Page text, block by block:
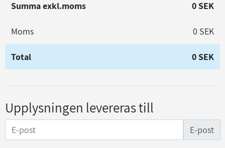
Summa exkl.moms 0 SEK
Moms 0 SEK
Total 0 SEK
Upplysningen levereras till
E-post